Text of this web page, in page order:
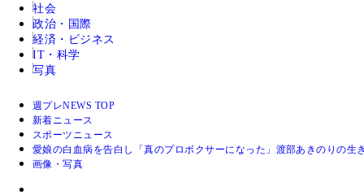
社会
政治・国際
経済・ビジネス
IT・科学
写真
週プレNEWS TOP
新着ニュース
スポーツニュース
愛娘の白血病を告白し「真のプロボクサーになった」渡部あきのりの生
画像・写真